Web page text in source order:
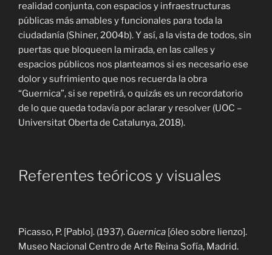
realidad conjunta, con espacios y infraestructuras
públicas más amables y funcionales para toda la
ciudadanía (Shiner, 2004b). Y así, a la vista de todos, sin
puertas que bloqueen la mirada, en las calles y
espacios públicos nos planteamos si es necesario ese
dolor y sufrimiento que nos recuerda la obra
“Guernica”, si se repetirá, o quizás es un recordatorio
de lo que queda todavía por aclarar y resolver (UOC –
Universitat Oberta de Catalunya, 2018).
Referentes teóricos y visuales
Picasso, P. [Pablo]. (1937). Guernica [óleo sobre lienzo].
Museo Nacional Centro de Arte Reina Sofía, Madrid.